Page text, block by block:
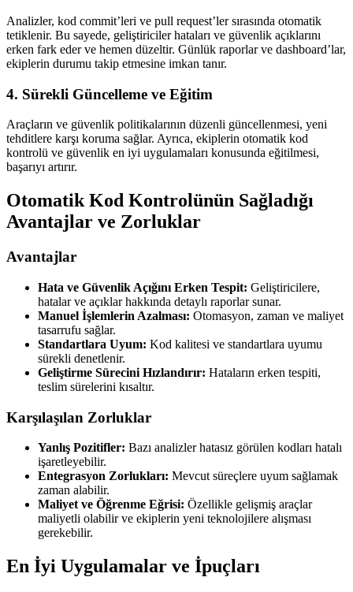
Analizler, kod commit’leri ve pull request’ler sırasında otomatik
tetiklenir. Bu sayede, geliştiriciler hataları ve güvenlik açıklarını
erken fark eder ve hemen düzeltir. Günlük raporlar ve dashboard’lar,
ekiplerin durumu takip etmesine imkan tanır.
4. Sürekli Güncelleme ve Eğitim
Araçların ve güvenlik politikalarının düzenli güncellenmesi, yeni
tehditlere karşı koruma sağlar. Ayrıca, ekiplerin otomatik kod
kontrolü ve güvenlik en iyi uygulamaları konusunda eğitilmesi,
başarıyı artırır.
Otomatik Kod Kontrolünün Sağladığı
Avantajlar ve Zorluklar
Avantajlar
Hata ve Güvenlik Açığını Erken Tespit: Geliştiricilere,
hatalar ve açıklar hakkında detaylı raporlar sunar.
Manuel İşlemlerin Azalması: Otomasyon, zaman ve maliyet
tasarrufu sağlar.
Standartlara Uyum: Kod kalitesi ve standartlara uyumu
sürekli denetlenir.
Geliştirme Sürecini Hızlandırır: Hataların erken tespiti,
teslim sürelerini kısaltır.
Karşılaşılan Zorluklar
Yanlış Pozitifler: Bazı analizler hatasız görülen kodları hatalı
işaretleyebilir.
Entegrasyon Zorlukları: Mevcut süreçlere uyum sağlamak
zaman alabilir.
Maliyet ve Öğrenme Eğrisi: Özellikle gelişmiş araçlar
maliyetli olabilir ve ekiplerin yeni teknolojilere alışması
gerekebilir.
En İyi Uygulamalar ve İpuçları